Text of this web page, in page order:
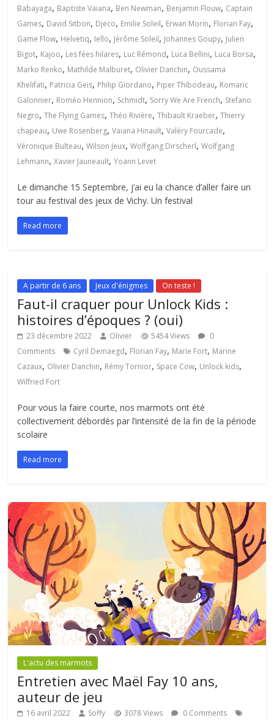
Babayaga, Baptiste Vaiana, Ben Newman, Benjamin Flouw, Captain
Games, David Sitbon, Djeco, Emilie Soleil, Erwan Morin, Florian Fay,
Game Flow, Helvetiq, Iello, Jérôme Soleil, Johannes Goupy, Julien
Bigot, Kajoo, Les fées hilares, Luc Rémond, Luca Bellini, Luca Borsa,
Marko Renko, Mathilde Malburet, Olivier Danchin, Oussama
Khelifati, Patricia Geis, Philip Giordano, Piper Thibodeau, Romaric
Galonnier, Roméo Hennion, Schmidt, Sorry We Are French, Stefano
Negro,The Flying Games,Théo Rivière,Thibault Kraeber,Thierry
chapeau, Uwe Rosenberg,Vaiana Hinault,Valéry Fourcade,
Véronique Bulteau,Wilson Jeux,Wolfgang Dirscherl,Wolfgang
Lehmann,Xavier Jauneault,Yoann Levet
Le dimanche 15 Septembre, j’ai eu la chance d’aller faire un
tour au festival des jeux de Vichy. Un festival
Read more
A partir de 6 ans Jeux d'énigmes On teste !
Faut-il craquer pour Unlock Kids :
histoires d’époques ? (oui)
23 décembre 2022 Olivier 5454 Views
0
Comments
Cyril Demaegd, Florian Fay, Marie Fort, Marine
Cazaux, Olivier Danchin, Rémy Tornior, Space Cow, Unlock kids,
Wilfried Fort
Pour vous la faire courte, nos marmots ont été
collectivement débordés par l’intensité de la fin de la période
scolaire
Read more
L'actu des marmots
Entretien avec Maël Fay 10 ans,
auteur de jeu
16 avril 2022 Soffy 3078 Views
0 Comments